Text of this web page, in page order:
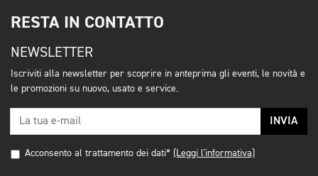
RESTA IN CONTATTO
NEWSLETTER
Iscriviti alla newsletter per scoprire in anteprima gli eventi, le novità e
le promozioni su nuovo, usato e service.
INVIA
Acconsento al trattamento dei dati* (Leggi l'informativa)